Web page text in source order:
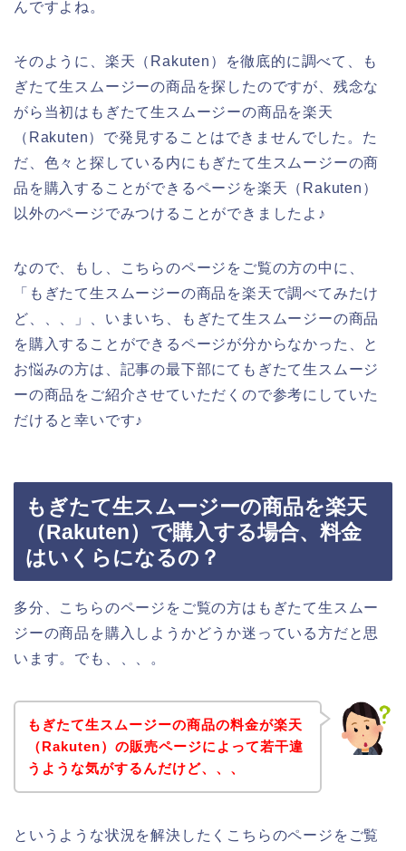
んですよね。
そのように、楽天（Rakuten）を徹底的に調べて、も
ぎたて生スムージーの商品を探したのですが、残念な
がら当初はもぎたて生スムージーの商品を楽天
（Rakuten）で発見することはできませんでした。た
だ、色々と探している内にもぎたて生スムージーの商
品を購入することができるページを楽天（Rakuten）
以外のページでみつけることができましたよ♪
なので、もし、こちらのページをご覧の方の中に、
「もぎたて生スムージーの商品を楽天で調べてみたけ
ど、、、」、いまいち、もぎたて生スムージーの商品
を購入することができるページが分からなかった、と
お悩みの方は、記事の最下部にてもぎたて生スムージ
ーの商品をご紹介させていただくので参考にしていた
だけると幸いです♪
もぎたて生スムージーの商品を楽天
（Rakuten）で購入する場合、料金
はいくらになるの？
多分、こちらのページをご覧の方はもぎたて生スムー
ジーの商品を購入しようかどうか迷っている方だと思
います。でも、、、。
もぎたて生スムージーの商品の料金が楽天
（Rakuten）の販売ページによって若干違
うような気がするんだけど、、、
というような状況を解決したくこちらのページをご覧